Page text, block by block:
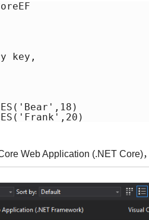
key,
Web Application (.NET Core)